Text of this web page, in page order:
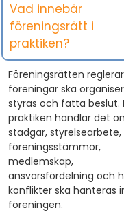
Vad innebär
föreningsrätt i
praktiken?
Föreningsrätten
föreningar ska
styras och fatta beslut. I
praktiken handlar det
stadgar, styrelsearbete,
föreningsstämmor,
medlemskap,
ansvarsfördelning och
konflikter ska hanteras
föreningen.